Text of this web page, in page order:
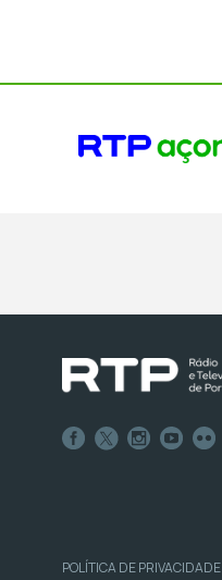
POLÍTICA DE PRIVACIDADE